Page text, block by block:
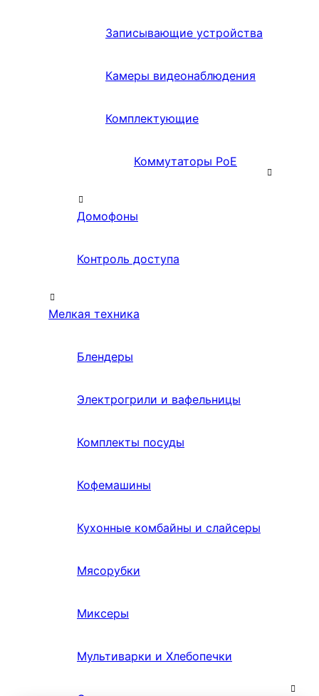
Записывающие устройства
Камеры видеонаблюдения
Комплектующие
Коммутаторы PoE
Домофоны
Контроль доступа
Мелкая техника
Блендеры
Электрогрили и вафельницы
Комплекты посуды
Кофемашины
Кухонные комбайны и слайсеры
Мясорубки
Миксеры
Мультиварки и Хлебопечки